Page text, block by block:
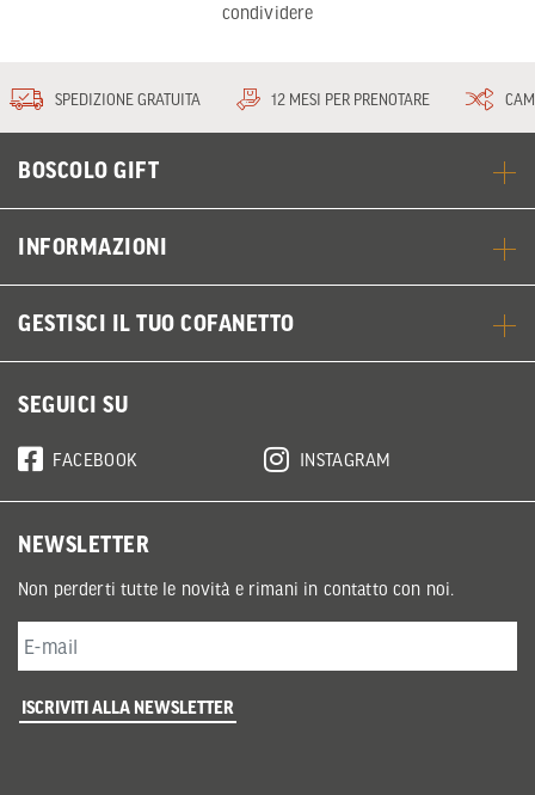
condividere
SPEDIZIONE GRATUITA 12 MESI PER PRENOTARE
BOSCOLO GIFT
INFORMAZIONI
GESTISCI IL TUO COFANETTO
SEGUICI SU
FACEBOOK INSTAGRAM
NEWSLETTER
Non perderti tutte le novità e rimani in contatto con noi.
ISCRIVITI ALLA NEWSLETTER